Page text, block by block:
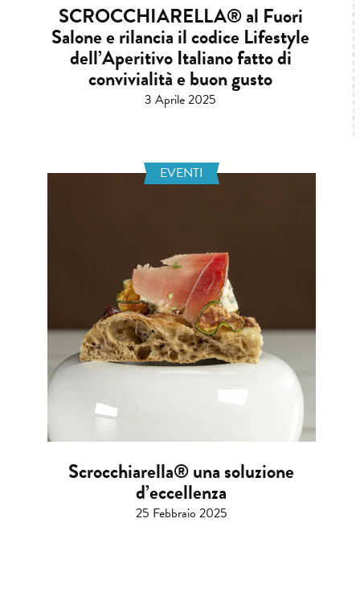
SCROCCHIARELLA® al Fuori
Salone e rilancia il codice Lifestyle
dell’Aperitivo Italiano fatto di
convivialità e buon gusto
3 Aprile 2025
EVENTI
Scrocchiarella® una soluzione
d’eccellenza
25 Febbraio 2025